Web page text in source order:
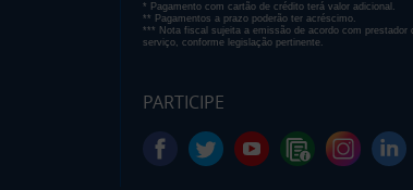
* Pagamento com cartão de crédito terá valor adicional.
** Pagamentos a prazo poderão ter acréscimo.
*** Nota fiscal sujeita a emissão de acordo com prestador
serviço, conforme legislação pertinente.
PARTICIPE